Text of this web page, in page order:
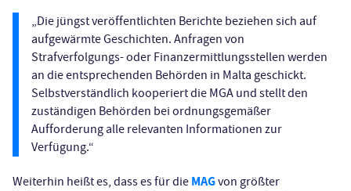
„Die jüngst veröffentlichten Berichte beziehen sich auf
aufgewärmte Geschichten. Anfragen von
Strafverfolgungs- oder Finanzermittlungsstellen werden
an die entsprechenden Behörden in Malta geschickt.
Selbstverständlich kooperiert die MGA und stellt den
zuständigen Behörden bei ordnungsgemäßer
Aufforderung alle relevanten Informationen zur
Verfügung.“
Weiterhin heißt es, dass es für die MAGvon größter